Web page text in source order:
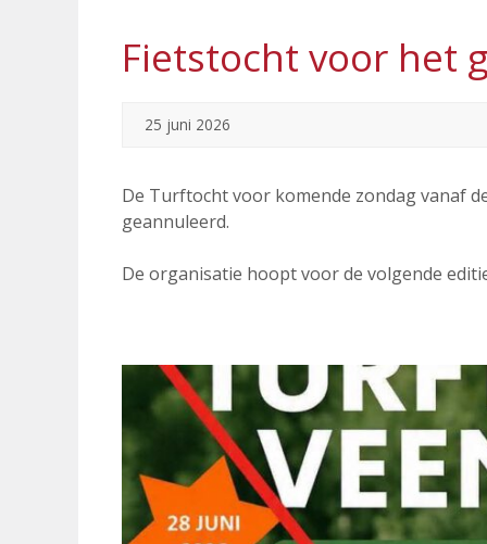
Fietstocht voor het
25 juni 2026
De Turftocht voor komende zondag vanaf
geannuleerd.
De organisatie hoopt voor de volgende